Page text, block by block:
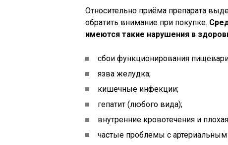
Относительно приёма препарата
обратить внимание при покупке.
имеются такие нарушения в
сбои функционирования
язва желудка;
кишечные инфекции;
гепатит (любого вида);
внутренние кровотечения и
частые проблемы с